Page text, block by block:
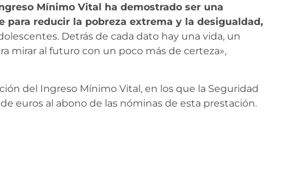
Mínimo Vital ha demostrado ser una
para reducir la pobreza extrema y la desigualdad,
Detrás de cada dato hay una vida, un
mirar al futuro con un poco más de certeza»,
del Ingreso Mínimo Vital, en los que la Seguridad
euros al abono de las nóminas de esta prestación.